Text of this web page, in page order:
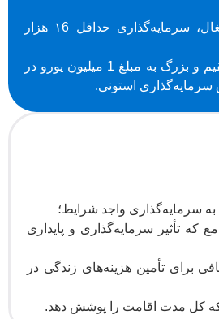
برای افراد خوداشتغال، سرمایه‌گذاری حداقل ۱6 هزار
سرمایه‌گذاری مستقیم و بزرگ به مبلغ 1 میلیون یورو در
استونی.
به سرمایه‌گذاری واجد شرایط؛
تأثیر سرمایه‌گذاری و پایداری
برای تأمین هزینه‌های زندگی در
که کل مدت اقامت را پوشش دهد.